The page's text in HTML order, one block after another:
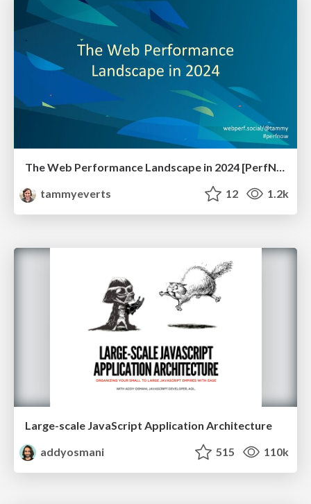
The Web Performance Landscape in 2024 [PerfNow 2024]
tammyeverts
12 1.2k
Large-scale JavaScript Application Architecture
addyosmani
515 110k